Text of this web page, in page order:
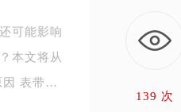
预约）
可能影响
本文将从
带
139 次